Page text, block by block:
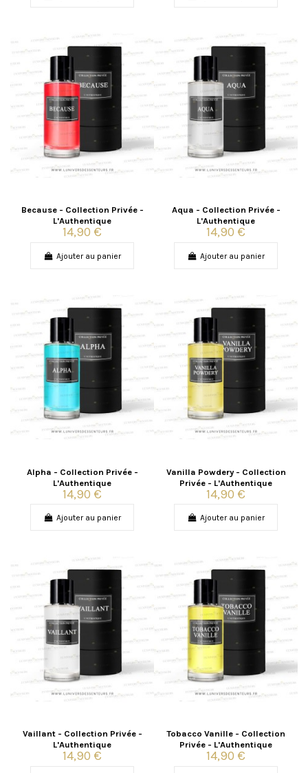
Because - Collection Privée -
L'Authentique
14,90 €
Ajouter au panier
Aqua - Collection Privée -
L'Authentique
14,90 €
Ajouter au panier
Alpha - Collection Privée -
L'Authentique
14,90 €
Ajouter au panier
Vanilla Powdery - Collection
Privée - L'Authentique
14,90 €
Ajouter au panier
Vaillant - Collection Privée -
L'Authentique
14,90 €
Tobacco Vanille - Collection
Privée - L'Authentique
14,90 €